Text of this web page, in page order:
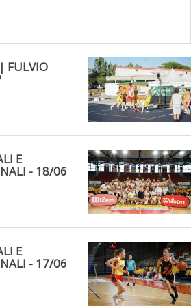
traccia il bilancio della stagione
FULVIO
E
- 18/06
E
- 17/06